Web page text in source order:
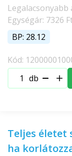
Legalacsonyabb
Egységár: 7326
BP: 28.12
Kód:
db
Teljes életet
ha